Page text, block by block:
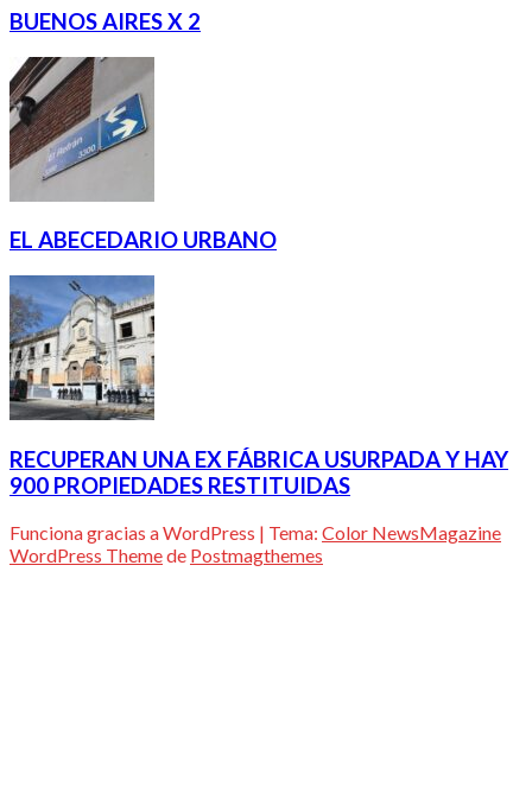
BUENOS AIRES X 2
EL ABECEDARIO URBANO
RECUPERAN UNA EX FÁBRICA USURPADA Y HAY
900 PROPIEDADES RESTITUIDAS
Funciona gracias a WordPress | Tema: Color NewsMagazine
WordPress Themede Postmagthemes